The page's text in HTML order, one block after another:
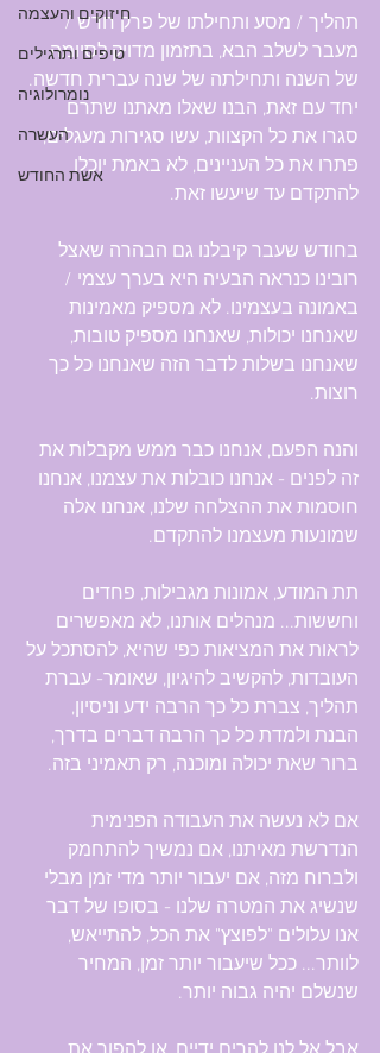
חיזוקים והעצמה
טיפים ותרגילים
נומרולוגיה
העשרה
אשת החודש
תהליך / מסע ותחילתו של פרק חדש /
מעבר לשלב הבא, בתזמון מדויק לסיומה
של השנה ותחילתה של שנה עברית חדשה.
יחד עם זאת, הבנו שאלו מאתנו שתרם
סגרו את כל הקצוות, עשו סגירות מעגלים,
פתרו את כל העניינים, לא באמת יוכלו
להתקדם עד שיעשו זאת.
בחודש שעבר קיבלנו גם הבהרה שאצל
רובינו כנראה הבעיה היא בערך עצמי /
באמונה בעצמינו. לא מספיק מאמינות
שאנחנו יכולות, שאנחנו מספיק טובות,
שאנחנו בשלות לדבר הזה שאנחנו כל כך
רוצות.
והנה הפעם, אנחנו כבר ממש מקבלות את
זה לפנים - אנחנו כובלות את עצמנו, אנחנו
חוסמות את ההצלחה שלנו, אנחנו אלה
שמונעות מעצמנו להתקדם.
תת המודע, אמונות מגבילות, פחדים
וחששות... מנהלים אותנו, לא מאפשרים
לראות את המציאות כפי שהיא, להסתכל על
העובדות, להקשיב להיגיון, שאומר- עברת
תהליך, צברת כל כך הרבה ידע וניסיון,
הבנת ולמדת כל כך הרבה דברים בדרך,
ברור שאת יכולה ומוכנה, רק תאמיני בזה.
אם לא נעשה את העבודה הפנימית
הנדרשת מאיתנו, אם נמשיך להתחמק
ולברוח מזה, אם יעבור יותר מדי זמן מבלי
שנשיג את המטרה שלנו - בסופו של דבר
אנו עלולים "לפוצץ" את הכל, להתייאש,
לוותר... ככל שיעבור יותר זמן, המחיר
שנשלם יהיה גבוה יותר.